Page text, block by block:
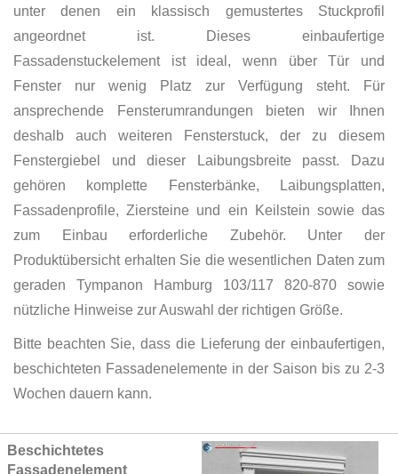
unter denen ein klassisch gemustertes Stuckprofil
angeordnet ist. Dieses einbaufertige
Fassadenstuckelement ist ideal, wenn über Tür und
Fenster nur wenig Platz zur Verfügung steht. Für
ansprechende Fensterumrandungen bieten wir Ihnen
deshalb auch weiteren Fensterstuck, der zu diesem
Fenstergiebel und dieser Laibungsbreite passt. Dazu
gehören komplette Fensterbänke, Laibungsplatten,
Fassadenprofile, Ziersteine und ein Keilstein sowie das
zum Einbau erforderliche Zubehör. Unter der
Produktübersicht erhalten Sie die wesentlichen Daten zum
geraden Tympanon Hamburg 103/117 820-870 sowie
nützliche Hinweise zur Auswahl der richtigen Größe.
Bitte beachten Sie, dass die Lieferung der einbaufertigen,
beschichteten Fassadenelemente in der Saison bis zu 2-3
Wochen dauern kann.
Grouped
product
Beschichtetes
Fassadenelement